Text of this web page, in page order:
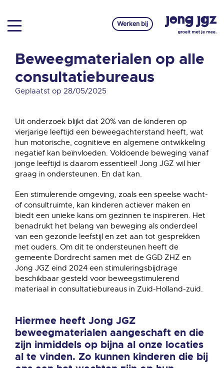
Beweegmaterialen op alle
consultatiebureaus
Geplaatst op 28/05/2025
Uit onderzoek blijkt dat 20% van de kinderen op
vierjarige leeftijd een beweegachterstand heeft, wat
hun motorische, cognitieve en algemene ontwikkeling
negatief kan beïnvloeden. Voldoende beweging vanaf
jonge leeftijd is daarom essentieel! Jong JGZ wil hier
graag in ondersteunen. En dat kan.
Een stimulerende omgeving, zoals een speelse wacht-
of consultruimte, kan kinderen actiever maken en
biedt een unieke kans om gezinnen te inspireren. Het
benadrukt het belang van beweging als onderdeel
van een gezonde leefstijl en zet aan tot gesprekken
met ouders. Om dit te ondersteunen heeft de
gemeente Dordrecht samen met de GGD ZHZ en
Jong JGZ eind 2024 een stimuleringsbijdrage
beschikbaar gesteld voor beweegstimulerend
materiaal in consultatiebureaus in Zuid-Holland-zuid.
Hiermee heeft Jong JGZ
beweegmaterialen aangeschaft en die
zijn inmiddels op bijna al onze locaties
al te vinden. Zo kunnen kinderen die bij
Werken bij